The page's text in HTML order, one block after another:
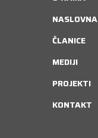
NASLOVNA
ČLANICE
MEDIJI
PROJEKTI
KONTAKT